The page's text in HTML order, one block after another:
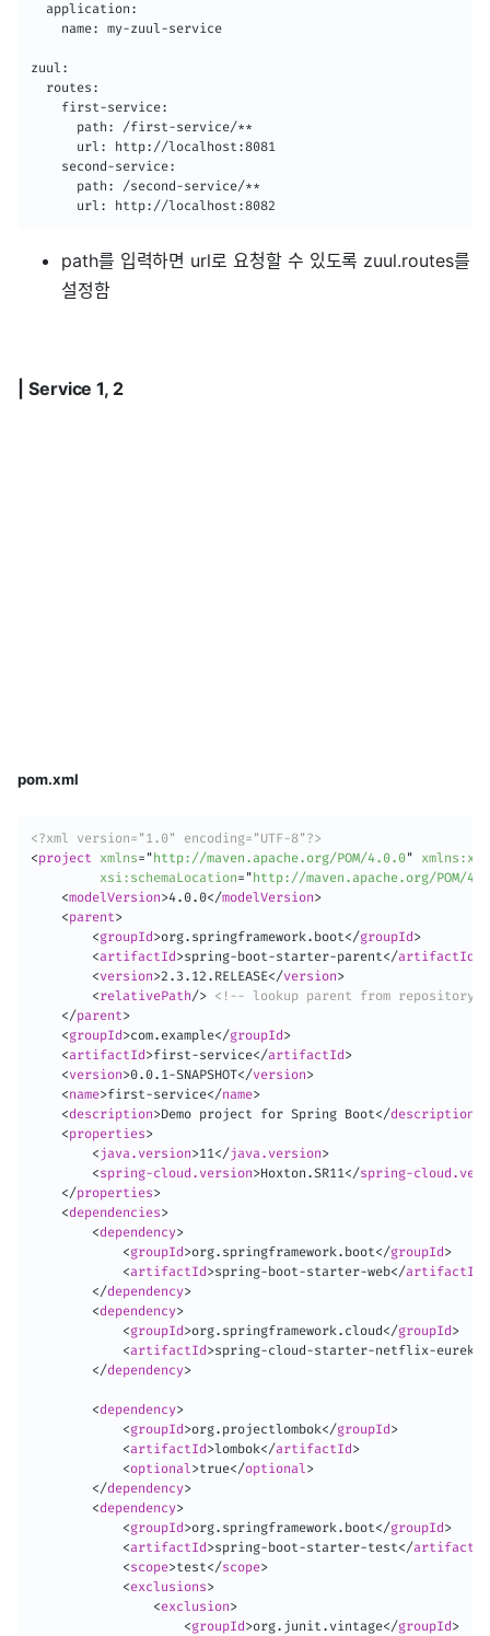
  application:
    name: my-zuul-service
zuul:
  routes:
    first-service:
      path: /first-service/**
      url: http://localhost:8081
    second-service:
      path: /second-service/**
      url: http://localhost:8082
path를 입력하면 url로 요청할 수 있도록 zuul.routes를
설정함
| Service 1, 2
pom.xml
<?xml version="1.0" encoding="UTF-8"?>
<project xmlns= " http://maven.apache.org/POM/4.0.0" xmlns: xsi
xsi: schemaLocation= " http://maven.apache.org/POM/
<modelVersion>4.0.0</modelVersion>
<parent>
<groupId >org.springframework.boot</groupId >
<artifactId >spring-boot-starter-parent</artifactId
<version>2.3.12.RELEASE</version>
<relativePath/> <!-- lookup parent from repository
</parent>
<groupId >com.example</groupId >
<artifactId >first-service</artifactId >
<version>0.0.1-SNAPSHOT</version>
<name>first-service</name>
<description>Demo project for Spring Boot</description
<properties>
<java.version>11</java.version>
<spring-cloud.version>Hoxton.SR11</spring-
</properties>
<dependencies>
<dependency>
<groupId >org.springframework.boot</groupId >
<artifactId >spring-boot-starter-web</artifactId
</dependency>
<dependency>
<groupId >org.springframework.cloud </groupId >
<artifactId >spring-cloud-starter-netflix-
</dependency>
<dependency>
<groupId >org.projectlombok</groupId >
<artifactId >lombok</artifactId >
<optional>true</optional>
</dependency>
<dependency>
<groupId >org.springframework.boot</groupId >
<artifactId >spring-boot-starter-test</artifactId
<scope>test</scope>
<exclusions>
<exclusion>
<groupId >org.junit.vintage</groupId >